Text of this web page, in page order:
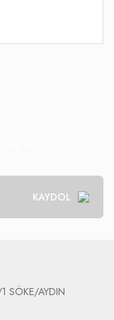
KAYDOL
SÖKE/AYDIN